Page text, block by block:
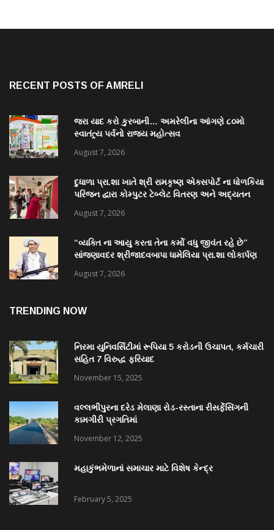
RECENT POSTS OF AMRELI
જરા યાદ કરો કુરબાની… અમરેલીના આંગણે ૮૦મો
સ્વાતંત્ર્ય પર્વનો રાજ્ય મહોત્સવ
August 7, 2026
દુધાળા પ્રા.શા ખાતે શ્રી રામકૃષ્ણ એક્સપોર્ટ ના ધોળકિયા
પરિજન દ્વારા કોમ્પુટર ટેબ્લેટ વિતરણ અને અદ્યતન
August 7, 2026
“વ્યક્તિ ના આયુ કરતા તેના કર્મો વધુ જીવંત રહે છે”
સાંજણાવદર શ્રીજાદવબાપા ધામેલિયા પ્રા.શા લોકાર્પણ
August 7, 2026
TRENDING NOW
નિરમા યુનિવર્સિટીમાં રૂપિયા 5 કરોડની ઉચાપત, કર્મચારી
સહિત 7 વિરુદ્ધ ફરિયાદ
November 15, 2025
વલ્લભીપુરના દરેડ મેલાણા રોડ-રસ્તાના રીસર્ફેસિંગની
કામગીરી પ્રગતિમાં
November 12, 2025
મહાકુંભમેળાનાં સમાચાર માટે વિશેષ કેન્દ્ર
February 5, 2025